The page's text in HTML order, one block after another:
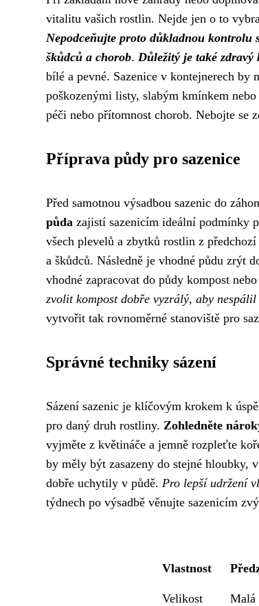
vitalitu vašich rostlin. Nejde jen o to
Nepodceňujte proto důkladnou kontrolu
škůdců a chorob. Důležitý je také zdravý
bílé a pevné. Sazenice v kontejnerech
poškozenými listy, slabým kmínkem
péči nebo přítomnost chorob. Nebojte se
Příprava půdy pro sazenice
Před samotnou výsadbou sazenic do
půda zajistí sazenicím ideální podmínky
všech plevelů a zbytků rostlin z
a škůdců. Následně je vhodné půdu zrýt
vhodné zapracovat do půdy kompost
zvolit kompost dobře vyzrálý, aby
vytvořit tak rovnoměrné stanoviště pro
Správné techniky sázení
Sázení sazenic je klíčovým krokem k
pro daný druh rostliny. Zohledněte
vyjměte z květináče a jemně rozpleťte
by měly být zasazeny do stejné hloubky,
dobře uchytily v půdě. Pro lepší udržení
týdnech po výsadbě věnujte sazenicím
Vlastnost
Velikost Malá